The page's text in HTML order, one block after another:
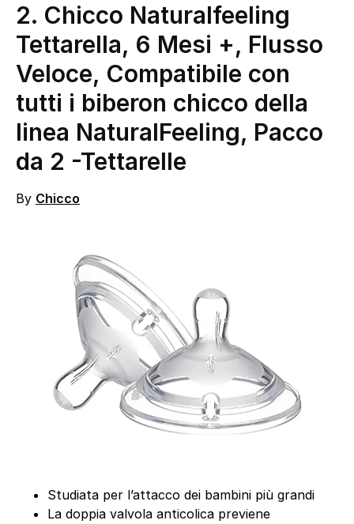
2. Chicco Naturalfeeling
Tettarella, 6 Mesi +, Flusso
Veloce, Compatibile con
tutti i biberon chicco della
linea NaturalFeeling, Pacco
da 2 -Tettarelle
By Chicco
Studiata per l’attacco dei bambini più grandi
La doppia valvola anticolica previene